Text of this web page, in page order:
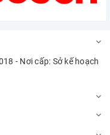
- Nơi cấp: Sở kế hoạch